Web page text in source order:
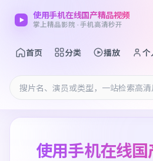
使用手机在线国产精品视频
掌上精品影院 · 手机高清秒开
首页 分类 播放 个
使用手机在线